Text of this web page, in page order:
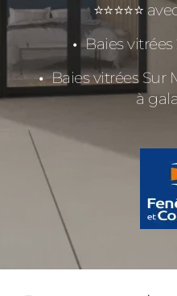
⭐⭐⭐⭐⭐
Baies
Baies vitrées Sur
à